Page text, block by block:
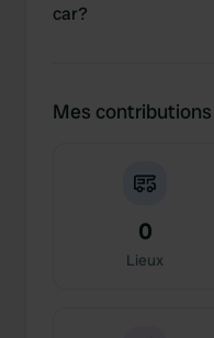
car?
Mes contributions
0
Lieux